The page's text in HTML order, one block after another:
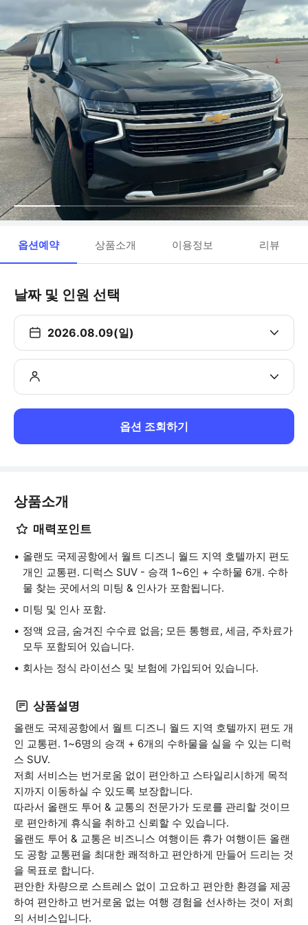
옵션예약 상품소개 이용정보 리뷰
날짜 및 인원 선택
2026.08.09(일)
옵션 조회하기
상품소개
매력포인트
올랜도 국제공항에서 월트 디즈니 월드 지역 호텔까지 편도
개인 교통편. 디럭스 SUV - 승객 1~6인 + 수하물 6개. 수하
물 찾는 곳에서의 미팅 & 인사가 포함됩니다.
미팅 및 인사 포함.
정액 요금, 숨겨진 수수료 없음; 모든 통행료, 세금, 주차료가
모두 포함되어 있습니다.
회사는 정식 라이선스 및 보험에 가입되어 있습니다.
상품설명
올랜도 국제공항에서 월트 디즈니 월드 지역 호텔까지 편도 개
인 교통편. 1~6명의 승객 + 6개의 수하물을 실을 수 있는 디럭
스 SUV.
저희 서비스는 번거로움 없이 편안하고 스타일리시하게 목적
지까지 이동하실 수 있도록 보장합니다.
따라서 올랜도 투어 & 교통의 전문가가 도로를 관리할 것이므
로 편안하게 휴식을 취하고 신뢰할 수 있습니다.
올랜도 투어 & 교통은 비즈니스 여행이든 휴가 여행이든 올랜
도 공항 교통편을 최대한 쾌적하고 편안하게 만들어 드리는 것
을 목표로 합니다.
편안한 차량으로 스트레스 없이 고요하고 편안한 환경을 제공
하여 편안하고 번거로움 없는 여행 경험을 선사하는 것이 저희
의 서비스입니다.